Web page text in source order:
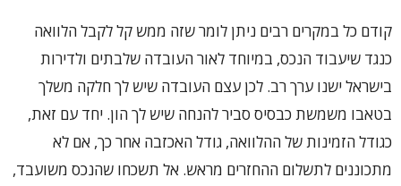
קודם כל במקרים רבים ניתן לומר שזה ממש קל לקבל הלוואה
כנגד שיעבוד הנכס, במיוחד לאור העובדה שלבתים ולדירות
בישראל ישנו ערך רב. לכן עצם העובדה שיש לך חלקה משלך
בטאבו משמשת כבסיס סביר להנחה שיש לך הון. יחד עם זאת,
כגודל הזמינות של ההלוואה, גודל האכזבה אחר כך, אם לא
מתכוננים לתשלום ההחזרים מראש. אל תשכחו שהנכס משועבד,